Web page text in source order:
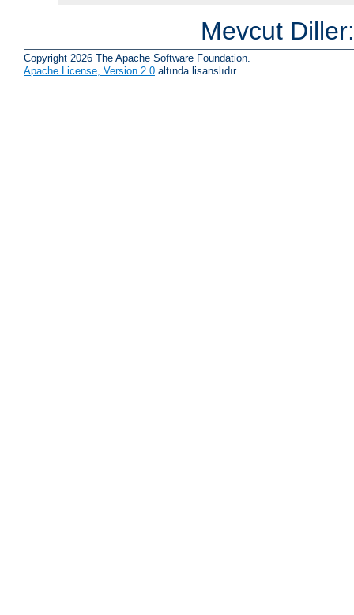
Mevcut
Copyright 2026 The Apache Software Foundation.
Apache License, Version 2.0 altında lisanslıdır.